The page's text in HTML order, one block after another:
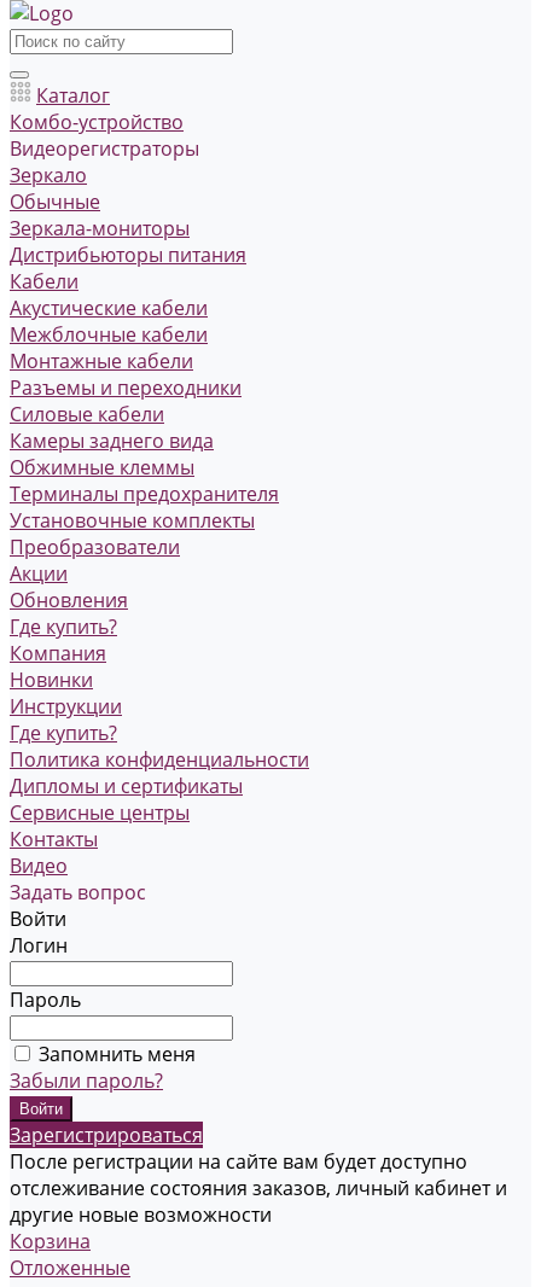
Каталог
Комбо-устройство
Видеорегистраторы
Зеркало
Обычные
Зеркала-мониторы
Дистрибьюторы питания
Кабели
Акустические кабели
Межблочные кабели
Монтажные кабели
Разъемы и переходники
Силовые кабели
Камеры заднего вида
Обжимные клеммы
Терминалы предохранителя
Установочные комплекты
Преобразователи
Акции
Обновления
Где купить?
Компания
Новинки
Инструкции
Где купить?
Политика конфиденциальности
Дипломы и сертификаты
Сервисные центры
Контакты
Видео
Задать вопрос
Войти
Логин
Пароль
Запомнить меня
Забыли пароль?
Зарегистрироваться
После регистрации на сайте вам будет доступно
отслеживание состояния заказов, личный кабинет и
другие новые возможности
Корзина
Отложенные